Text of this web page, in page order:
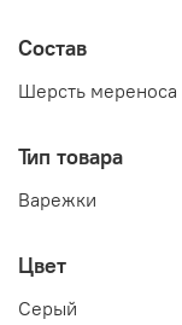
Состав
Шерсть
Тип товара
Варежки
Цвет
Серый